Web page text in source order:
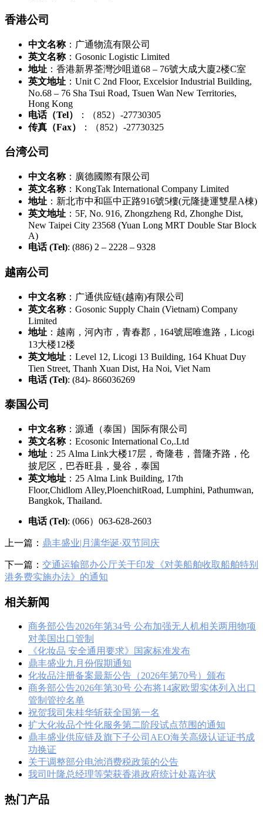
香港公司
中文名称：广通物流有限公司
英文名称：Gosonic Logistic Limited
地址 ：香港新界荃灣沙咀道68 – 76號大成大廈2楼C室
英文地址 ：Unit C 2nd Floor, Excelsior Industrial Building,
No.68 – 76 Sha Tsui Road, Tsuen Wan New Territories,
Hong Kong
电话（Tel）
：（852）-27730305
传真（Fax）
：（852）-27730325
台湾公司
中文名称：廣德國際有限公司
英文名称：KongTak International Company Limited
地址 ：新北市中和區中正路916號5樓(元隆捷運雙星A棟)
英文地址 ：5F, No. 916, Zhongzheng Rd, Zhonghe Dist,
New Taipei City 23568 (Yuan Long MRT Double Star Block
A)
电话 (Tel): (886) 2 – 2228 – 9328
越南公司
中文名称：广通供应链(越南)有限公司
英文名称：Gosonic Supply Chain (Vietnam) Company
Limited
地址 ：越南，河內市，青春郡，164號屈唯進路，Licogi
13大楼12楼
英文地址 ：Level 12, Licogi 13 Building, 164 Khuat Duy
Tien Street, Thanh Xuan Dist, Ha Noi, Viet Nam
电话 (Tel): (84)- 866036269
泰国公司
中文名称：源通（泰国）国际有限公司
英文名称：Ecosonic International Co,.Ltd
地址 ：25 Alma Link大楼17层，奇隆巷，普隆齐路，伦
披尼区，巴吞旺县，曼谷，泰国
英文地址 ：25 Alma Link Building, 17th
Floor,Chidlom Alley,PloenchitRoad, Lumphini, Pathumwan,
Bangkok, Thailand.
电话 (Tel): (066）063-628-2603
上一篇： 鼎丰盛业|月满华诞·双节同庆
下一篇： 交通运输部办公厅关于印发《对美船舶收取船舶特别
港务费实施办法》的通知
相关新闻
商务部公告2026年第34号 公布加强无人机相关两用物项
对美国出口管制
《化妆品 安全通用要求》国家标准发布
鼎丰盛业九月份假期通知
化妆品注册备案最新公告（2026年第70号）颁布
商务部公告2026年第30号 公布将14家欧盟实体列入出口
管制管控名单
祝贺我司朱桂华斩获全国第一名
扩大化妆品个性化服务第二阶段试点范围的通知
鼎丰盛业供应链及旗下子公司AEO海关高级认证证书成
功换证
关于调整部分电池消费税政策的公告
我司叶隆总经理等荣获香港政府统计处嘉许状
热门产品